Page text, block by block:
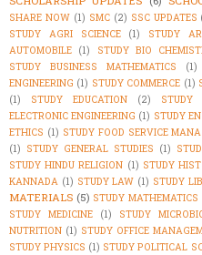
SHARE NOW (1) SMC (2) SSC UPDATES
STUDY AGRI SCIENCE
(1) STUDY
AUTOMOBILE (1) STUDY BIO
STUDY BUSINESS MATHEMATICS (1)
ENGINEERING (1) STUDY COMMERCE (1)
(1)
STUDY EDUCATION (2) STUDY
ELECTRONIC ENGINEERING (1) STUDY
ETHICS (1) STUDY FOOD SERVICE
(1) STUDY GENERAL STUDIES (1)
STUDY HINDU RELIGION (1) STUDY
KANNADA (1) STUDY LAW (1) STUDY
MATERIALS (5) STUDY MATHEMATICS
STUDY MEDICINE
(1) STUDY
NUTRITION (1) STUDY OFFICE
STUDY PHYSICS (1) STUDY POLITICAL